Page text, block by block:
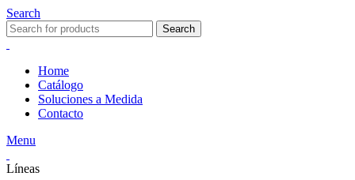
Search
Search
Home
Catálogo
Soluciones a Medida
Contacto
Menu
Líneas